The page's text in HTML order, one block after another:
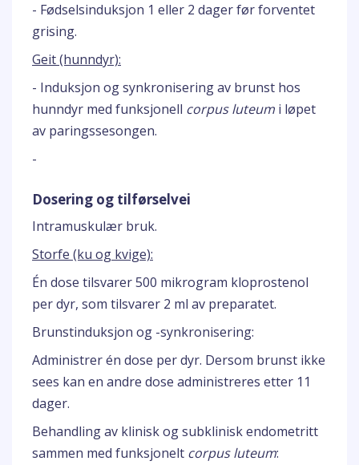
- Fødselsinduksjon 1 eller 2 dager før forventet
grising.
Geit (hunndyr):
- Induksjon og synkronisering av brunst hos
hunndyr med funksjonell corpus luteum i løpet
av paringssesongen.
-
Dosering og tilførselvei
Intramuskulær bruk.
Storfe (ku og kvige):
Én dose tilsvarer 500 mikrogram kloprostenol
per dyr, som tilsvarer 2 ml av preparatet.
Brunstinduksjon og -synkronisering:
Administrer én dose per dyr. Dersom brunst ikke
sees kan en andre dose administreres etter 11
dager.
Behandling av klinisk og subklinisk endometritt
sammen med funksjonelt corpus luteum: